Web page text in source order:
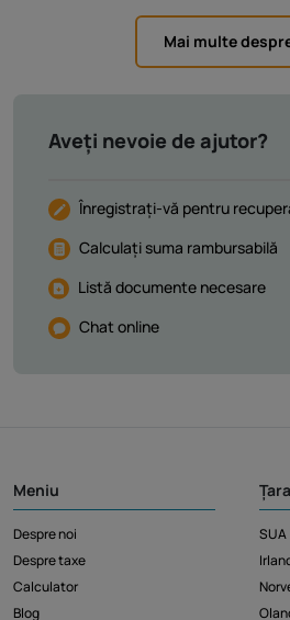
Mai multe
Aveți nevoie de ajutor?
Înregistrați-vă pentru
Calculați suma rambursabilă
Listă documente necesare
Chat online
Meniu
Despre noi
Despre taxe
Calculator
Blog
Țara
SUA